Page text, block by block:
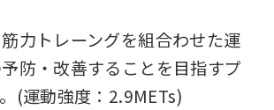
力トレーングを組合わせた運
防・改善することを目指すプ
(運動強度：2.9METs)